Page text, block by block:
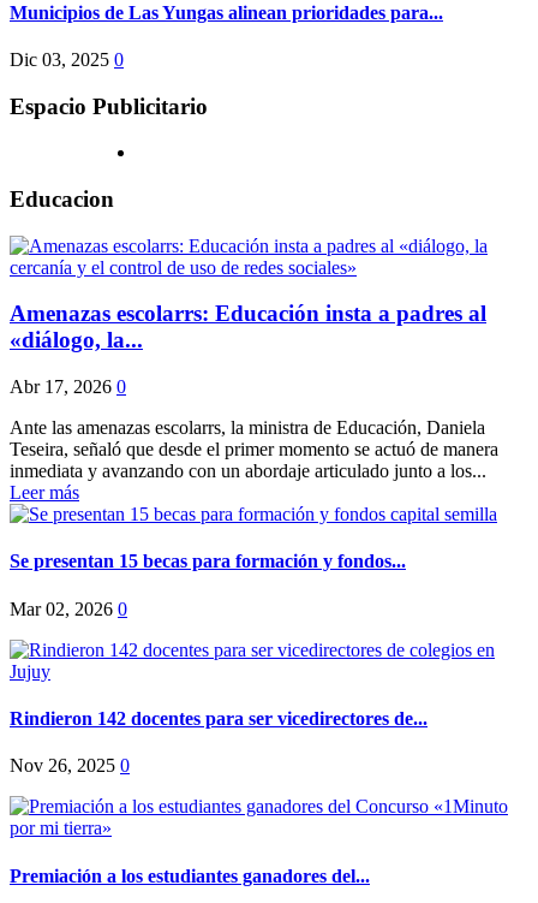
Municipios de Las Yungas alinean prioridades para...
Dic 03, 2025 0
Espacio Publicitario
Educacion
Amenazas escolarrs: Educación insta a padres al
«diálogo, la...
Abr 17, 2026 0
Ante las amenazas escolarrs, la ministra de Educación, Daniela
Teseira, señaló que desde el primer momento se actuó de manera
inmediata y avanzando con un abordaje articulado junto a los...
Leer más
Se presentan 15 becas para formación y fondos...
Mar 02, 2026 0
Rindieron 142 docentes para ser vicedirectores de...
Nov 26, 2025 0
Premiación a los estudiantes ganadores del...